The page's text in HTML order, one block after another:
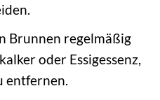
Brunnen regelmäßig
oder Essigessenz,
entfernen.